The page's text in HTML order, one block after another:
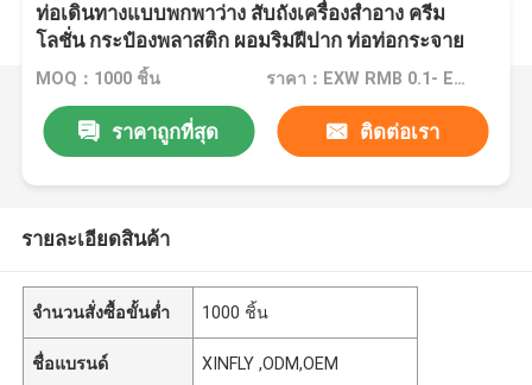
ท่อเดินทางแบบพกพาว่าง สับถังเครื่องสําอาง ครีม
โลชั่น กระป๋องพลาสติก ผอมริมฝีปาก ท่อท่อกระจาย
ฝีปาก 10ML 5
MOQ：1000 ชิ้น ราคา：EXW RMB 0.1- EXW RMB 5
ราคาถูกที่สุด ติดต่อเรา
รายละเอียดสินค้า
จำนวนสั่งซื้อขั้นต่ำ 1000 ชิ้น
ชื่อแบรนด์ XINFLY ,ODM,OEM